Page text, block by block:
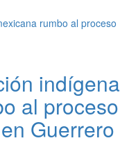
indígena
al proceso
Guerrero